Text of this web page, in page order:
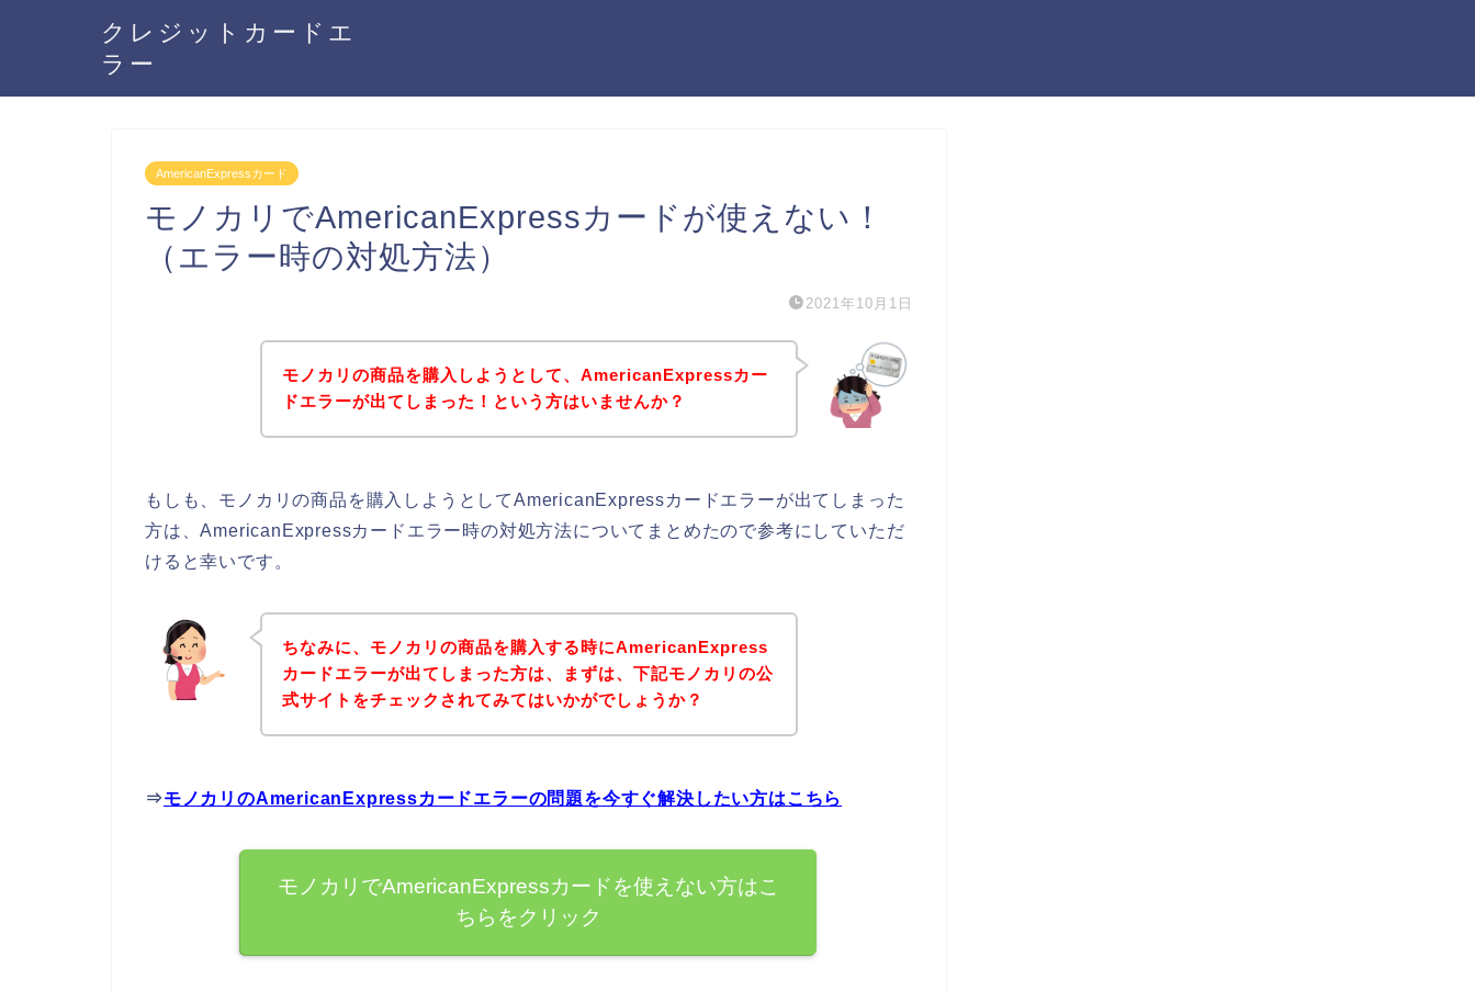
クレジットカードエ
ラー
AmericanExpressカード
モノカリでAmericanExpressカードが使えない！
（エラー時の対処方法）
2021年10月1日
モノカリの商品を購入しようとして、AmericanExpressカー
ドエラーが出てしまった！という方はいませんか？
もしも、モノカリの商品を購入しようとしてAmericanExpressカードエラーが出てしまった
方は、AmericanExpressカードエラー時の対処方法についてまとめたので参考にしていただ
けると幸いです。
ちなみに、モノカリの商品を購入する時にAmericanExpress
カードエラーが出てしまった方は、まずは、下記モノカリの公
式サイトをチェックされてみてはいかがでしょうか？
⇒モノカリのAmericanExpressカードエラーの問題を今すぐ解決したい方はこちら
モノカリでAmericanExpressカードを使えない方はこ
ちらをクリック